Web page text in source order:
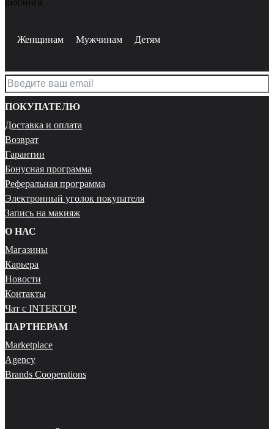
Женщинам Мужчинам Детям
ПОКУПАТЕЛЮ
Доставка и оплата
Возврат
Гарантии
Бонусная программа
Реферальная программа
Электронный уголок покупателя
Запись на макияж
О НАС
Магазины
Карьера
Новости
Контакты
Чат с INTERTOP
ПАРТНЕРАМ
Marketplace
Agency
Brands Cooperations